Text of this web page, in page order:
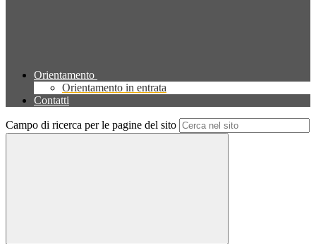
Orientamento
Orientamento in entrata
Contatti
Campo di ricerca per le pagine del sito